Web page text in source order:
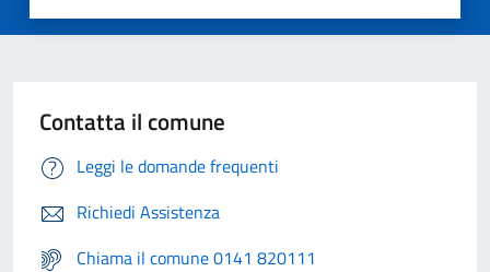
Contatta il comune
Leggi le domande frequenti
Richiedi Assistenza
Chiama il comune 0141 820111